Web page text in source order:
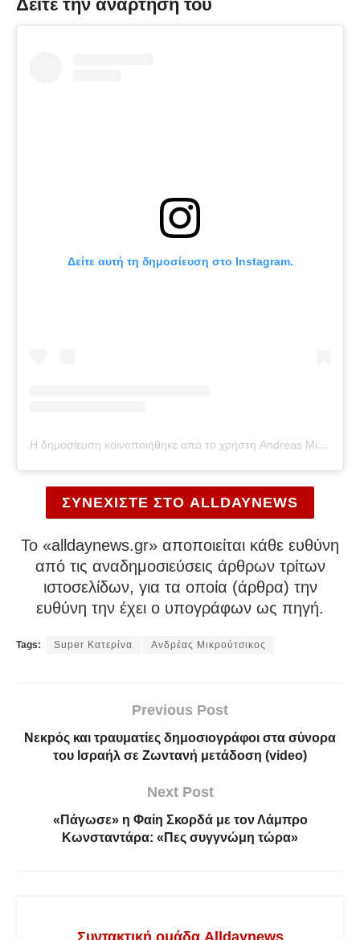
Δείτε την ανάρτησή του
Δείτε αυτή τη δημοσίευση στο Instagram.
Η δημοσίευση κοινοποιήθηκε από το χρήστη Andreas Mikroutsikos (@andreasmikroutsikos)
ΣΥΝΕΧΙΣΤΕ ΣΤΟ ALLDAYNEWS
To «alldaynews.gr» αποποιείται κάθε ευθύνη
από τις αναδημοσιεύσεις άρθρων τρίτων
ιστοσελίδων, για τα οποία (άρθρα) την
ευθύνη την έχει ο υπογράφων ως πηγή.
Tags: Super Κατερίνα Ανδρέας Μικρούτσικος
Previous Post
Νεκpός και τραυματίες δημοσιογράφοι στα σύνορα
του Ισραήλ σε Ζωντανή μετάδοση (video)
Next Post
«Πάγωσε» η Φαίη Σκορδά με τον Λάμπρο
Κωνσταντάρα: «Πες συγγνώμη τώρα»
Συντακτική ομάδα Alldaynews